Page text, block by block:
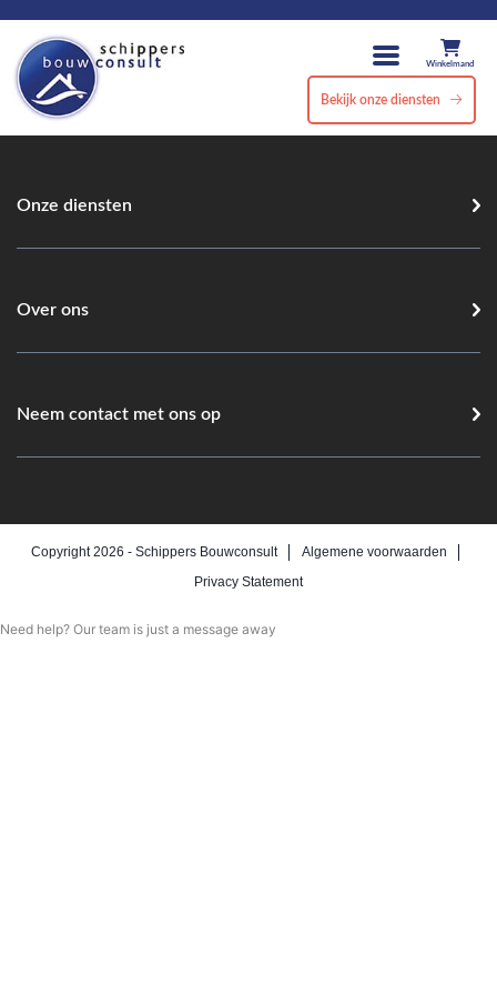
Winkelmand
Bekijk onze diensten
Onze diensten
Over ons
Neem contact met ons op
Copyright 2026 - Schippers Bouwconsult
Algemene voorwaarden
Privacy Statement
Need help? Our team is just a message away